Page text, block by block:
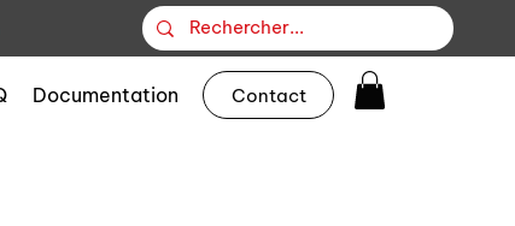
Documentation Contact